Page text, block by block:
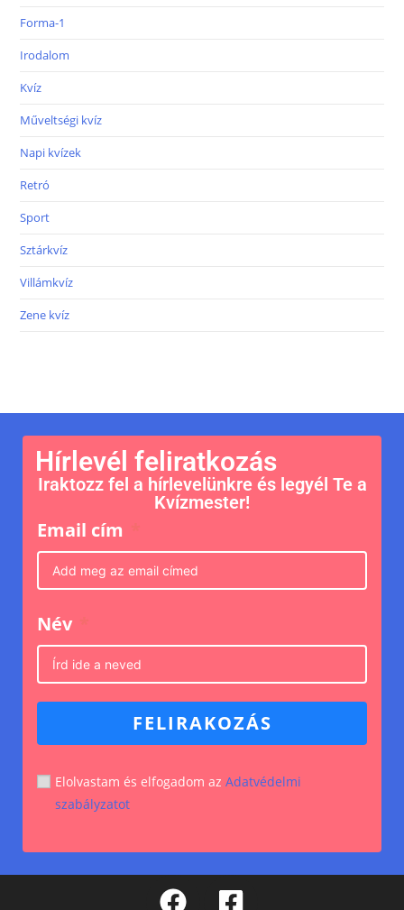
Forma-1
Irodalom
Kvíz
Műveltségi kvíz
Napi kvízek
Retró
Sport
Sztárkvíz
Villámkvíz
Zene kvíz
Hírlevél feliratkozás
Iraktozz fel a hírlevelünkre és legyél Te a
Kvízmester!
Email cím
Név
FELIRAKOZÁS
Elolvastam és elfogadom az Adatvédelmi
szabályzatot